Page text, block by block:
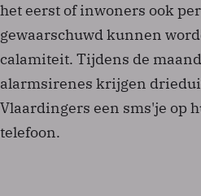
het eerst of inwoners ook
gewaarschuwd kunnen
calamiteit. Tijdens de
alarmsirenes krijgen
Vlaardingers een sms'je op
telefoon.